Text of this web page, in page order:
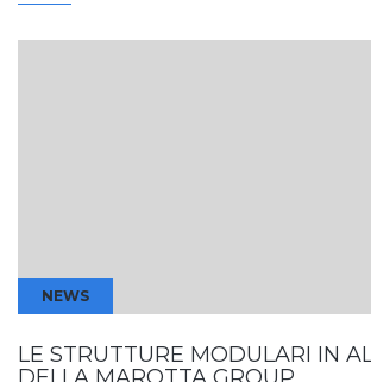
NEWS
LE STRUTTURE MODULARI IN